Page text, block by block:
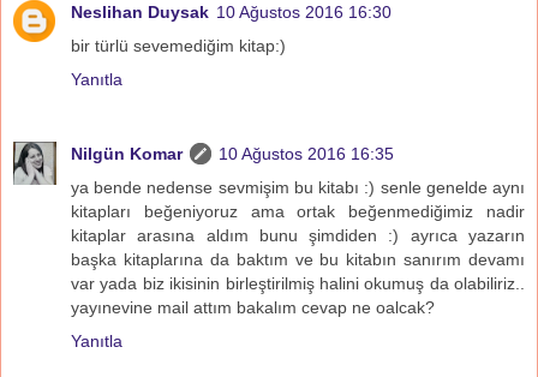
Neslihan Duysak 10 Ağustos 2016 16:30
bir türlü sevemediğim kitap:)
Yanıtla
Nilgün Komar
10 Ağustos 2016 16:35
ya bende nedense sevmişim bu kitabı :) senle genelde aynı
kitapları beğeniyoruz ama ortak beğenmediğimiz nadir
kitaplar arasına aldım bunu şimdiden :) ayrıca yazarın
başka kitaplarına da baktım ve bu kitabın sanırım devamı
var yada biz ikisinin birleştirilmiş halini okumuş da olabiliriz..
yayınevine mail attım bakalım cevap ne oalcak?
Yanıtla